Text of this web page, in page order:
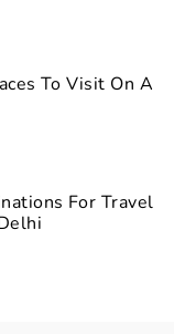
To Visit On A
For Travel